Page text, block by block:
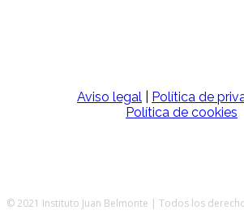
Aviso legal Política de
Política de cookies
© 2021 Instituto Juan Belmonte | Todos los